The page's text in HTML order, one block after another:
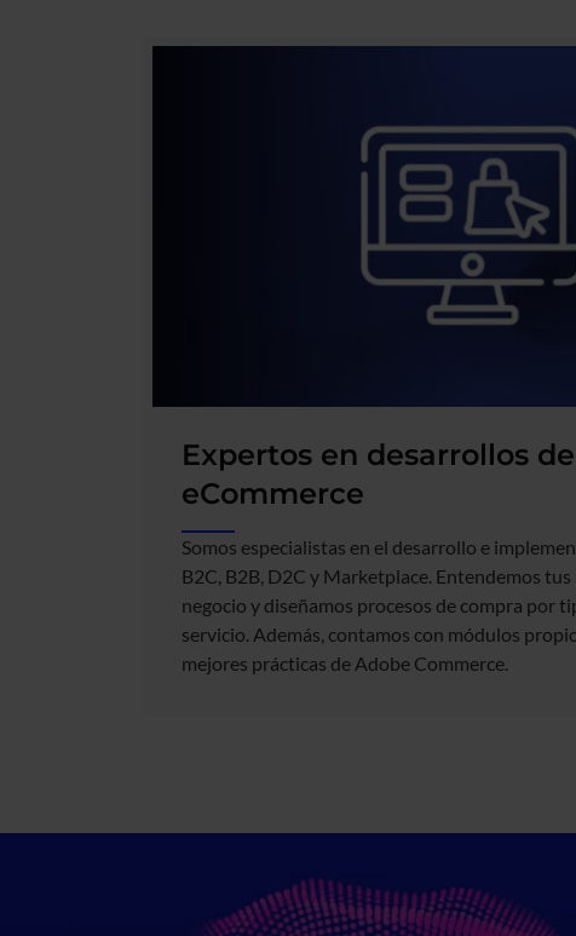
Expertos en desarrollos de
eCommerce
Somos especialistas en el desarrollo e
B2C, B2B, D2C y Marketplace. Entendemos tus
negocio y diseñamos procesos de compra por
servicio. Además, contamos con módulos
mejores prácticas de Adobe Commerce.​